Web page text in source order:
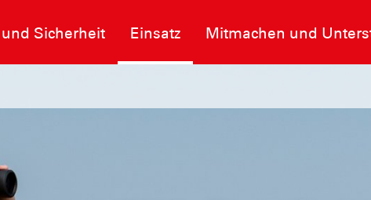
Sicherheit Einsatz Mitmachen und